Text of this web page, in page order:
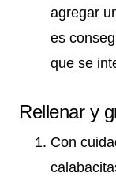
agregar
es
que se
Rellenar y
Con